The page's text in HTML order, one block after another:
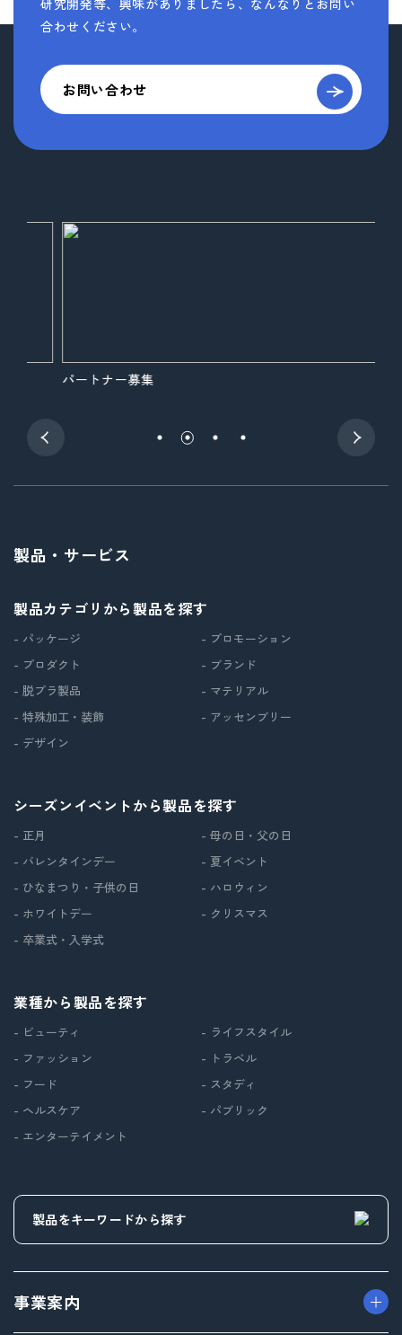
研究開発等、 興味がありましたら、なんなりとお問い
合わせください。
お問い合わせ
パートナー募集
製品・サービス
製品カテゴリから製品を探す
- パッケージ
- プロダクト
- 脱プラ製品
- 特殊加工・装飾
- デザイン
- プロモーション
- ブランド
- マテリアル
- アッセンブリー
シーズンイベントから製品を探す
- 正月
- バレンタインデー
- ひなまつり・子供の日
- ホワイトデー
- 卒業式・入学式
- 母の日・父の日
- 夏イベント
- ハロウィン
- クリスマス
業種から製品を探す
- ビューティ
- ファッション
- フード
- ヘルスケア
- エンターテイメント
- ライフスタイル
- トラベル
- スタディ
- パブリック
事業案内